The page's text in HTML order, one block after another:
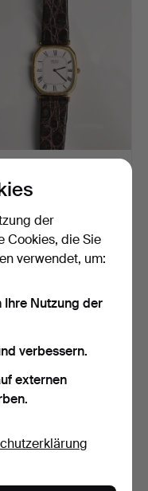
FÜR DAMEN,
1980…12. Feb 2026
der
Cookies, die Sie
verwendet, um:
Ihre Nutzung der
verbessern.
externen